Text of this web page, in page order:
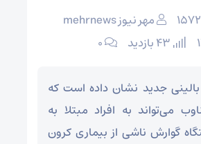
مهر نیوز mehrnews
۰
بالینی جدید نشان داده است که
می‌تواند به افراد مبتلا به
گوارش ناشی از بیماری کرون